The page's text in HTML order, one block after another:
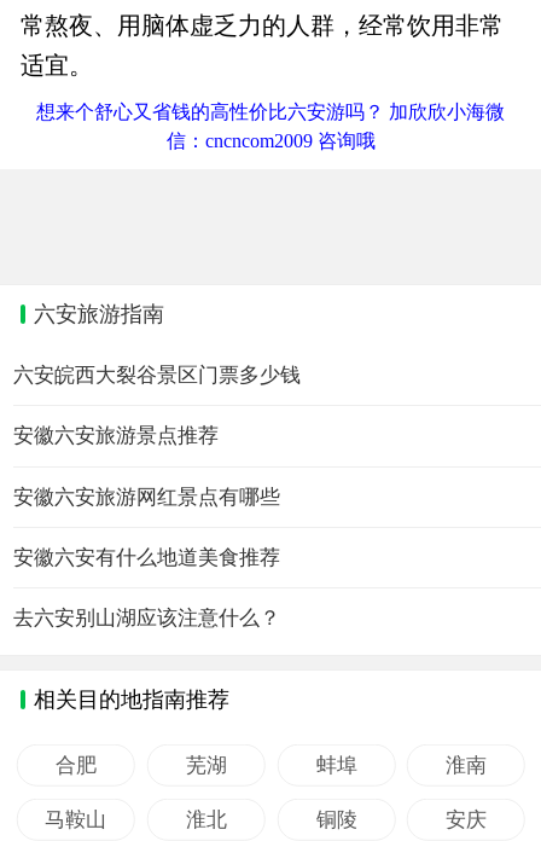
常熬夜、用脑体虚乏力的人群，经常饮用非常
适宜。
想来个舒心又省钱的高性价比六安游吗？ 加欣欣小海微
信：cncncom2009 咨询哦
六安旅游指南
六安皖西大裂谷景区门票多少钱
安徽六安旅游景点推荐
安徽六安旅游网红景点有哪些
安徽六安有什么地道美食推荐
去六安别山湖应该注意什么？
相关目的地指南推荐
合肥 芜湖 蚌埠 淮南
马鞍山 淮北 铜陵 安庆